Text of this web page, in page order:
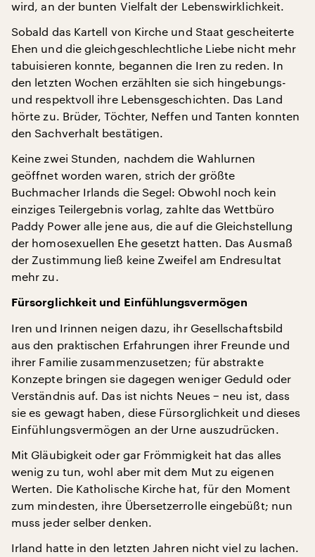
wird, an der bunten Vielfalt der Lebenswirklichkeit.
Sobald das Kartell von Kirche und Staat gescheiterte
Ehen und die gleichgeschlechtliche Liebe nicht mehr
tabuisieren konnte, begannen die Iren zu reden. In
den letzten Wochen erzählten sie sich hingebungs-
und respektvoll ihre Lebensgeschichten. Das Land
hörte zu. Brüder, Töchter, Neffen und Tanten konnten
den Sachverhalt bestätigen.
Keine zwei Stunden, nachdem die Wahlurnen
geöffnet worden waren, strich der größte
Buchmacher Irlands die Segel: Obwohl noch kein
einziges Teilergebnis vorlag, zahlte das Wettbüro
Paddy Power alle jene aus, die auf die Gleichstellung
der homosexuellen Ehe gesetzt hatten. Das Ausmaß
der Zustimmung ließ keine Zweifel am Endresultat
mehr zu.
Fürsorglichkeit und Einfühlungsvermögen
Iren und Irinnen neigen dazu, ihr Gesellschaftsbild
aus den praktischen Erfahrungen ihrer Freunde und
ihrer Familie zusammenzusetzen; für abstrakte
Konzepte bringen sie dagegen weniger Geduld oder
Verständnis auf. Das ist nichts Neues − neu ist, dass
sie es gewagt haben, diese Fürsorglichkeit und dieses
Einfühlungsvermögen an der Urne auszudrücken.
Mit Gläubigkeit oder gar Frömmigkeit hat das alles
wenig zu tun, wohl aber mit dem Mut zu eigenen
Werten. Die Katholische Kirche hat, für den Moment
zum mindesten, ihre Übersetzerrolle eingebüßt; nun
muss jeder selber denken.
Irland hatte in den letzten Jahren nicht viel zu lachen.